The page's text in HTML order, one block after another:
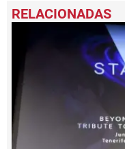
seconds
of